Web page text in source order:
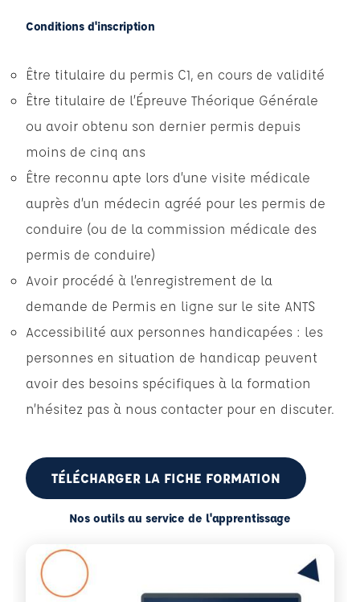
Conditions d'inscription
Être titulaire du permis C1, en cours de validité
Être titulaire de l’Épreuve Théorique Générale
ou avoir obtenu son dernier permis depuis
moins de cinq ans
Être reconnu apte lors d’une visite médicale
auprès d’un médecin agréé pour les permis de
conduire (ou de la commission médicale des
permis de conduire)
Avoir procédé à l’enregistrement de la
demande de Permis en ligne sur le site ANTS
Accessibilité aux personnes handicapées : les
personnes en situation de handicap peuvent
avoir des besoins spécifiques à la formation
n’hésitez pas à nous contacter pour en discuter.
TÉLÉCHARGER LA FICHE FORMATION
Nos outils au service de l'apprentissage